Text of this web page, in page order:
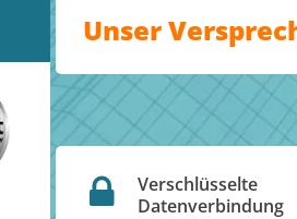
Unser
Verschlüsselte
Datenverbindung